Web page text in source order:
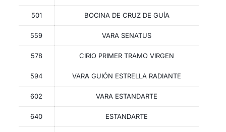
501 BOCINA DE CRUZ DE GUÍA
559 VARA SENATUS
578 CIRIO PRIMER TRAMO VIRGEN
594 VARA GUIÓN ESTRELLA RADIANTE
602 VARA ESTANDARTE
640 ESTANDARTE